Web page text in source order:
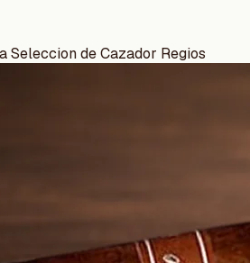
Seleccion de Cazador Regios